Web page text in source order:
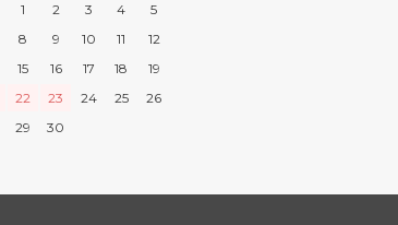
1
2 3 4
5
8 9 10 11
12
15 16 17 18
19
22 23 24 25
26
29 30